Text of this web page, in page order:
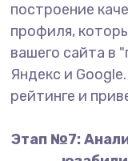
построение
профиля,
вашего сайта в
Яндекс и
рейтинге и
Этап №7: